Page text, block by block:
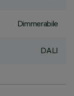
Dimmerabile
DALI